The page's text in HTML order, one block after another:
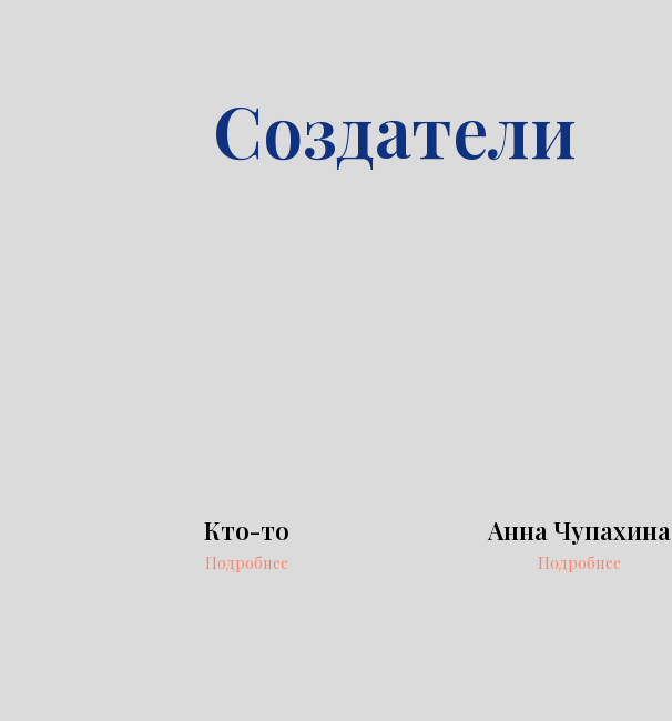
Создатели
Кто-то
Подробнее
Анна Чупахина
Подробнее